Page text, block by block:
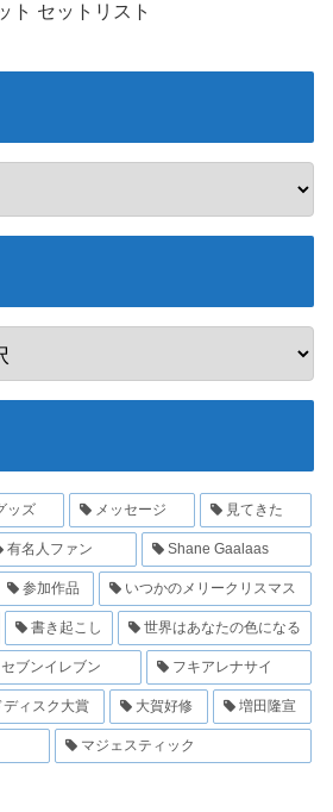
ト セットリスト
ッズ メッセージ 見てきた
有名人ファン Shane Gaalaas
参加作品 いつかのメリークリスマス
書き起こし 世界はあなたの色になる
セブンイレブン フキアレナサイ
ディスク大賞 大賀好修 増田隆宣
マジェスティック